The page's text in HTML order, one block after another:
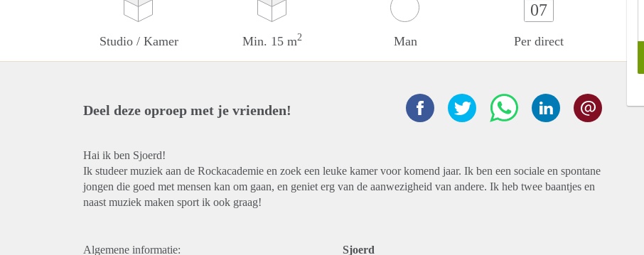
Studio / Kamer Min. 15 m2 Man
07
Per direct
Deel deze oproep met je vrienden!
Hai ik ben Sjoerd!
Ik studeer muziek aan de Rockacademie en zoek een leuke kamer voor komend jaar. Ik ben een sociale en spontane
jongen die goed met mensen kan om gaan, en geniet erg van de aanwezigheid van andere. Ik heb twee baantjes en
naast muziek maken sport ik ook graag!
Algemene informatie: Sjoerd